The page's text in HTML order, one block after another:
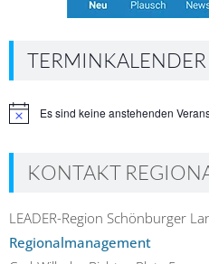
TERMINKALENDER
HinweisEs sind keine anstehenden
KONTAKT
LEADER-Region Schönburger
Regionalmanagement